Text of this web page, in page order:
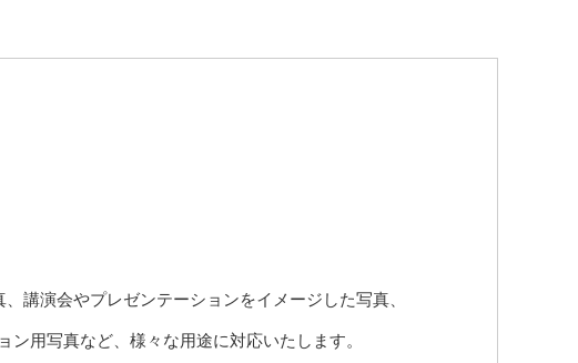
講演会やプレゼンテーションをイメージした写真、
用写真など、様々な用途に対応いたします。